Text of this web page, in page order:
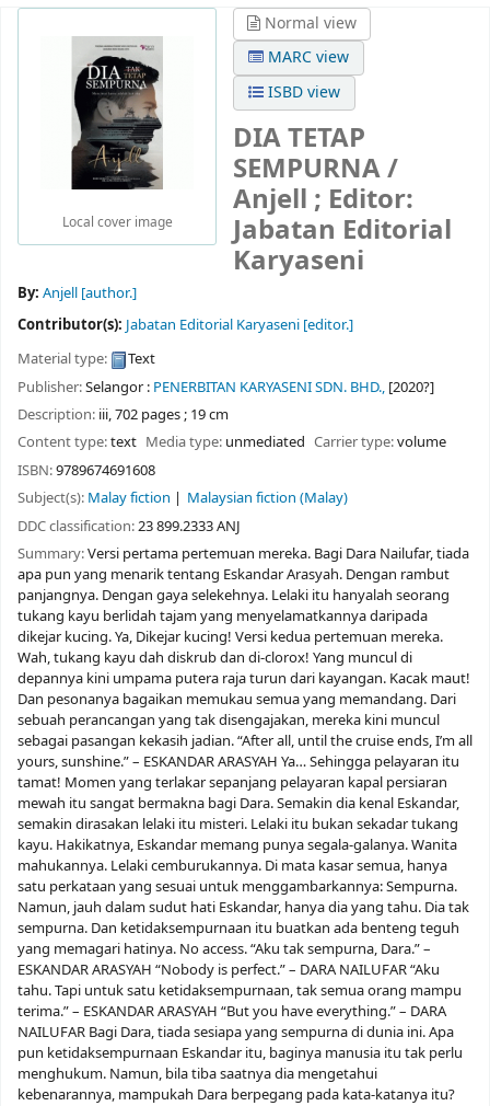
Local cover image
Normal view
MARC view
ISBD view
DIA TETAP
SEMPURNA /
Anjell ; Editor:
Jabatan Editorial
Karyaseni
By: Anjell [author.]
Contributor(s): Jabatan Editorial Karyaseni [editor.]
Material type:
Text
Publisher:Selangor : PENERBITAN KARYASENI SDN. BHD., [2020?]
Description: iii, 702 pages ; 19 cm
Content type:text Media type: unmediated Carrier type:volume
ISBN:9789674691608
Subject(s): Malay fiction
Malaysian fiction (Malay)
DDC classification:23 899.2333 ANJ
Summary:Versi pertama pertemuan mereka. Bagi Dara Nailufar, tiada
apa pun yang menarik tentang Eskandar Arasyah. Dengan rambut
panjangnya. Dengan gaya selekehnya. Lelaki itu hanyalah seorang
tukang kayu berlidah tajam yang menyelamatkannya daripada
dikejar kucing. Ya, Dikejar kucing! Versi kedua pertemuan mereka.
Wah, tukang kayu dah diskrub dan di-clorox! Yang muncul di
depannya kini umpama putera raja turun dari kayangan. Kacak maut!
Dan pesonanya bagaikan memukau semua yang memandang. Dari
sebuah perancangan yang tak disengajakan, mereka kini muncul
sebagai pasangan kekasih jadian. “After all, until the cruise ends, I’m all
yours, sunshine.” – ESKANDAR ARASYAH Ya… Sehingga pelayaran itu
tamat! Momen yang terlakar sepanjang pelayaran kapal persiaran
mewah itu sangat bermakna bagi Dara. Semakin dia kenal Eskandar,
semakin dirasakan lelaki itu misteri. Lelaki itu bukan sekadar tukang
kayu. Hakikatnya, Eskandar memang punya segala-galanya. Wanita
mahukannya. Lelaki cemburukannya. Di mata kasar semua, hanya
satu perkataan yang sesuai untuk menggambarkannya: Sempurna.
Namun, jauh dalam sudut hati Eskandar, hanya dia yang tahu. Dia tak
sempurna. Dan ketidaksempurnaan itu buatkan ada benteng teguh
yang memagari hatinya. No access. “Aku tak sempurna, Dara.” –
ESKANDAR ARASYAH “Nobody is perfect.” – DARA NAILUFAR “Aku
tahu. Tapi untuk satu ketidaksempurnaan, tak semua orang mampu
terima.” – ESKANDAR ARASYAH “But you have everything.” – DARA
NAILUFAR Bagi Dara, tiada sesiapa yang sempurna di dunia ini. Apa
pun ketidaksempurnaan Eskandar itu, baginya manusia itu tak perlu
menghukum. Namun, bila tiba saatnya dia mengetahui
kebenarannya, mampukah Dara berpegang pada kata-katanya itu?